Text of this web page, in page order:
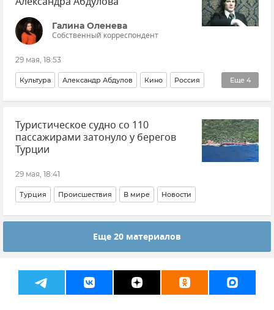
Галина Оленева
Собственный корреспондент
29 мая, 18:53
Еще 4
Культура Александр Абдулов Кино Россия
Общество Утраты Авторы История
Туристическое судно со 110
пассажирами затонуло у берегов
Турции
29 мая, 18:41
Турция Происшествия В мире Новости
Еще 20 материалов